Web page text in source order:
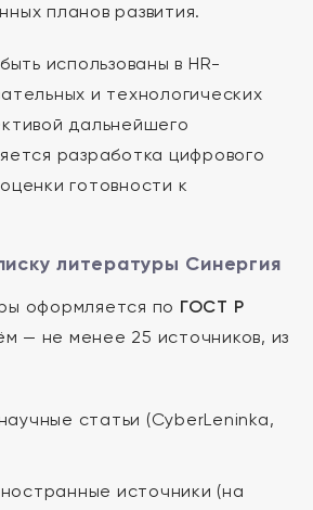
планов развития.
использованы в HR-
и технологических
дальнейшего
разработка цифрового
готовности к
литературы Синергия
оформляется по ГОСТ Р
— не менее 25 источников, из
статьи (CyberLeninka,
источники (на